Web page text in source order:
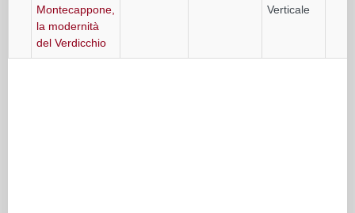
Montecappone,
la modernità
del Verdicchio
Verticale